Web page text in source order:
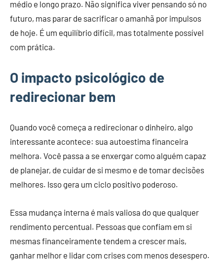
médio e longo prazo. Não significa viver pensando só no
futuro, mas parar de sacrificar o amanhã por impulsos
de hoje. É um equilíbrio difícil, mas totalmente possível
com prática.
O impacto psicológico de
redirecionar bem
Quando você começa a redirecionar o dinheiro, algo
interessante acontece: sua autoestima financeira
melhora. Você passa a se enxergar como alguém capaz
de planejar, de cuidar de si mesmo e de tomar decisões
melhores. Isso gera um ciclo positivo poderoso.
Essa mudança interna é mais valiosa do que qualquer
rendimento percentual. Pessoas que confiam em si
mesmas financeiramente tendem a crescer mais,
ganhar melhor e lidar com crises com menos desespero.